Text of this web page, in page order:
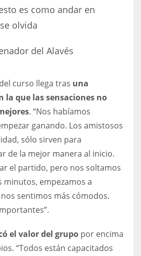
es como andar en
olvida
del Alavés
curso llega tras una
la que las sensaciones no
. “Nos habíamos
ganando. Los amistosos
sólo sirven para
de la mejor manera al inicio.
el partido, pero nos soltamos
minutos, empezamos a
sentimos más cómodos.
el valor del grupo por encima
“Todos están capacitados